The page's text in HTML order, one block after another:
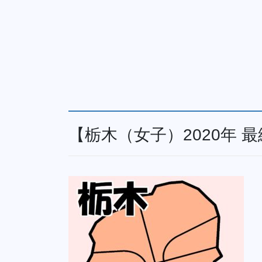
【栃木（女子）2020年